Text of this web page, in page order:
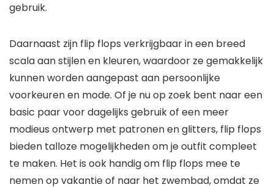
gebruik.
Daarnaast zijn flip flops verkrijgbaar in een breed
scala aan stijlen en kleuren, waardoor ze gemakkelijk
kunnen worden aangepast aan persoonlijke
voorkeuren en mode. Of je nu op zoek bent naar een
basic paar voor dagelijks gebruik of een meer
modieus ontwerp met patronen en glitters, flip flops
bieden talloze mogelijkheden om je outfit compleet
te maken. Het is ook handig om flip flops mee te
nemen op vakantie of naar het zwembad, omdat ze